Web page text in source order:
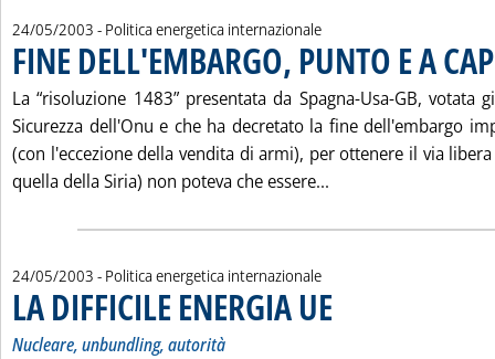
24/05/2003 - Politica energetica internazionale
FINE DELL'EMBARGO, PUNTO E A
La “risoluzione 1483” presentata da Spagna-Usa-GB, votata
Sicurezza dell'Onu e che ha decretato la fine dell'embargo
(con l'eccezione della vendita di armi), per ottenere il via
quella della Siria) non poteva che essere...
24/05/2003 - Politica energetica internazionale
LA DIFFICILE ENERGIA UE
Nucleare, unbundling, autorità